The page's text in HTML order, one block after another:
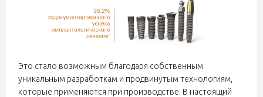
Это стало возможным благодаря собственным
уникальным разработкам и продвинутым технологиям,
которые применяются при производстве. В настоящий